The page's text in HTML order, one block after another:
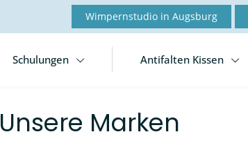
Wimpernstudio in Augsburg
Schulungen Antifalten Kissen
Unsere Marken